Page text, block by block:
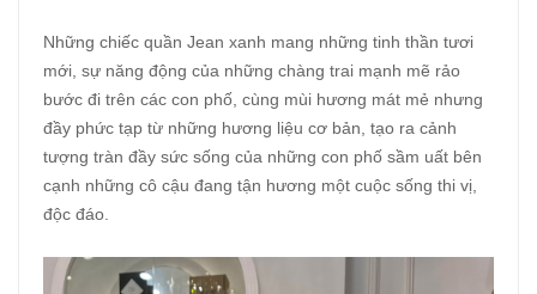
Những chiếc quần Jean xanh mang những tinh thần tươi
mới, sự năng động của những chàng trai mạnh mẽ rảo
bước đi trên các con phố, cùng mùi hương mát mẻ nhưng
đầy phức tạp từ những hương liệu cơ bản, tạo ra cảnh
tượng tràn đầy sức sống của những con phố sầm uất bên
cạnh những cô cậu đang tận hương một cuộc sống thi vị,
độc đáo.